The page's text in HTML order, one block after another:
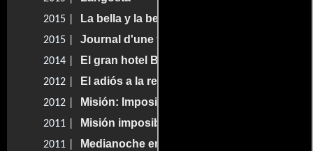
2015 | La bella y la bestia
2015 | Journal d'une femme de chambre
2014 | El gran hotel Budapest
2012 | El adiós a la reina
2012 | Misión: Imposible - Protocolo Fantasma
2011 | Misión imposible 4: Protocolo fantasma
2011 | Medianoche en París